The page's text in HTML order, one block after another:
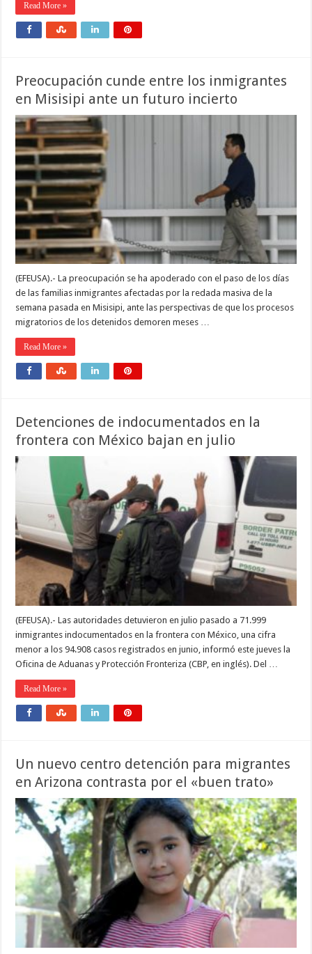
Read More »
Preocupación cunde entre los inmigrantes
en Misisipi ante un futuro incierto
(EFEUSA).- La preocupación se ha apoderado con el paso de los días
de las familias inmigrantes afectadas por la redada masiva de la
semana pasada en Misisipi, ante las perspectivas de que los procesos
migratorios de los detenidos demoren meses …
Read More »
Detenciones de indocumentados en la
frontera con México bajan en julio
(EFEUSA).- Las autoridades detuvieron en julio pasado a 71.999
inmigrantes indocumentados en la frontera con México, una cifra
menor a los 94.908 casos registrados en junio, informó este jueves la
Oficina de Aduanas y Protección Fronteriza (CBP, en inglés). Del …
Read More »
Un nuevo centro detención para migrantes
en Arizona contrasta por el «buen trato»